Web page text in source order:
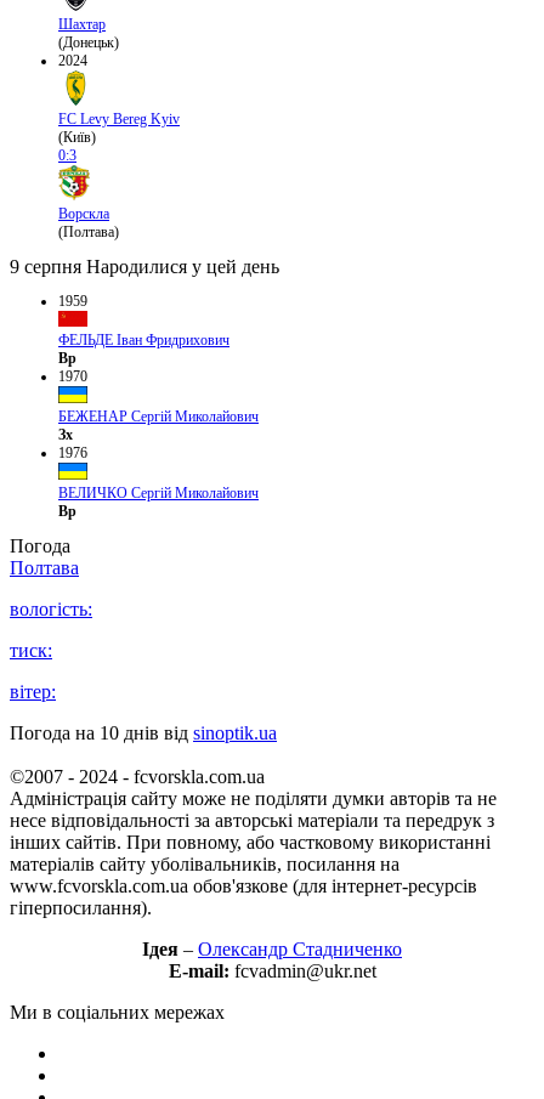
Шахтар
(Донецьк)
2024
FC Levy Bereg Kyiv
(Київ)
0:3
Ворскла
(Полтава)
9 серпня Народилися у цей день
1959
ФЕЛЬДЕ Іван Фридрихович
Вр
1970
БЕЖЕНАР Сергій Миколайович
Зх
1976
ВЕЛИЧКО Сергій Миколайович
Вр
Погода
Полтава
вологість:
тиск:
вітер:
Погода на 10 днів від sinoptik.ua
©2007 - 2024 - fcvorskla.com.ua
Адміністрація сайту може не поділяти думки авторів та не
несе відповідальності за авторські матеріали та передрук з
інших сайтів. При повному, або частковому використанні
матеріалів сайту уболівальників, посилання на
www.fcvorskla.com.ua обов'язкове (для інтернет-ресурсів
гіперпосилання).
Ідея – Олександр Стадниченко
E-mail: fcvadmin@ukr.net
Ми в соціальних мережах